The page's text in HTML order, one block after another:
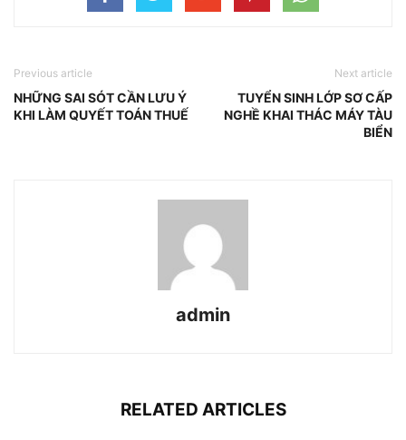
Previous article
NHỮNG SAI SÓT CẦN LƯU Ý
KHI LÀM QUYẾT TOÁN THUẾ
Next article
TUYỂN SINH LỚP SƠ CẤP
NGHỀ KHAI THÁC MÁY TÀU
BIỂN
admin
RELATED ARTICLES